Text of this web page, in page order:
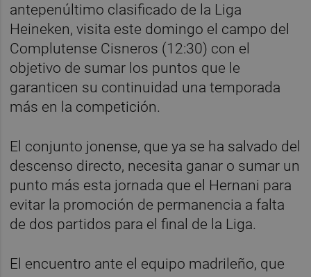
antepenúltimo clasificado de la Liga
Heineken, visita este domingo el campo del
Complutense Cisneros (12:30) con el
objetivo de sumar los puntos que le
garanticen su continuidad una temporada
más en la competición.
El conjunto jonense, que ya se ha salvado del
descenso directo, necesita ganar o sumar un
punto más esta jornada que el Hernani para
evitar la promoción de permanencia a falta
de dos partidos para el final de la Liga.
El encuentro ante el equipo madrileño, que